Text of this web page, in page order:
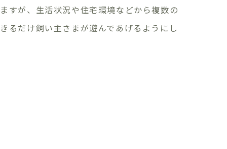
すが、生活状況や住宅環境などから複数の
るだけ飼い主さまが遊んであげるようにし